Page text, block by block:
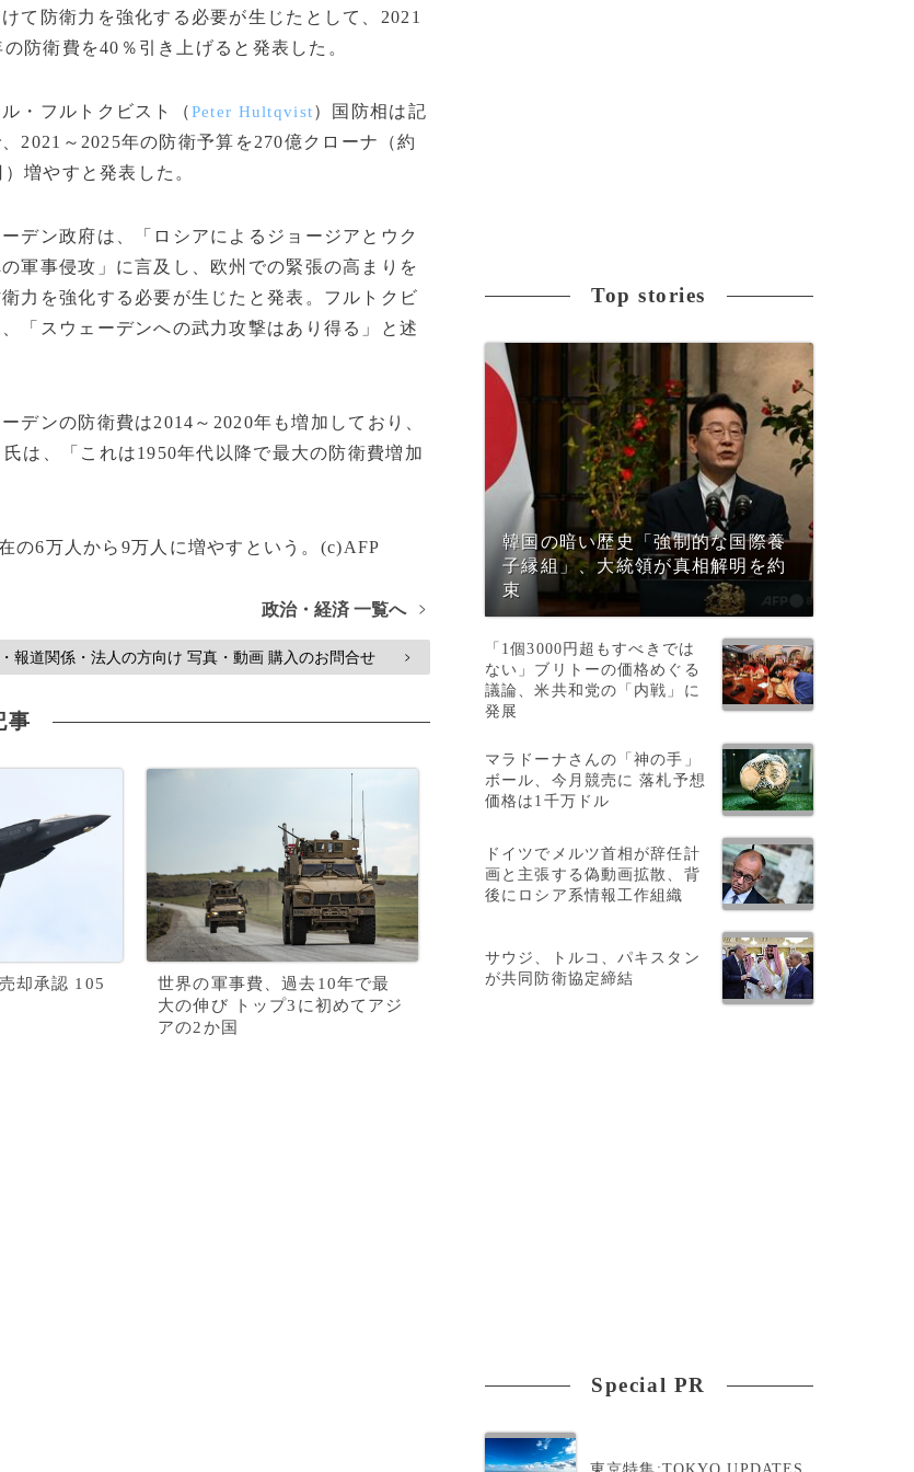
て防衛力を強化する必要が生じたとして、2021
の防衛費を40％引き上げると発表した。
・フルトクビスト（Peter Hultqvist）国防相は記
2021～2025年の防衛予算を270億クローナ（約
増やすと発表した。
デン政府は、「ロシアによるジョージアとウク
軍事侵攻」に言及し、欧州での緊張の高まりを
力を強化する必要が生じたと発表。フルトクビ
「スウェーデンへの武力攻撃はあり得る」と述
デンの防衛費は2014～2020年も増加しており、
は、「これは1950年代以降で最大の防衛費増加
6万人から9万人に増やすという。(c)AFP
政治・経済 一覧へ >
報道関係・法人の方向け 写真・動画 購入のお問合せ >
事
却承認 105
世界の軍事費、過去10年で最
大の伸び トップ3に初めてアジ
アの2か国
Top stories
韓国の暗い歴史「強制的な国際養
子縁組」、大統領が真相解明を約
束
「1個3000円超もすべきでは
ない」ブリトーの価格めぐる
議論、米共和党の「内戦」に
発展
マラドーナさんの「神の手」
ボール、今月競売に 落札予想
価格は1千万ドル
ドイツでメルツ首相が辞任計
画と主張する偽動画拡散、背
後にロシア系情報工作組織
サウジ、トルコ、パキスタン
が共同防衛協定締結
Special PR
東京特集:TOKYO UPDATES